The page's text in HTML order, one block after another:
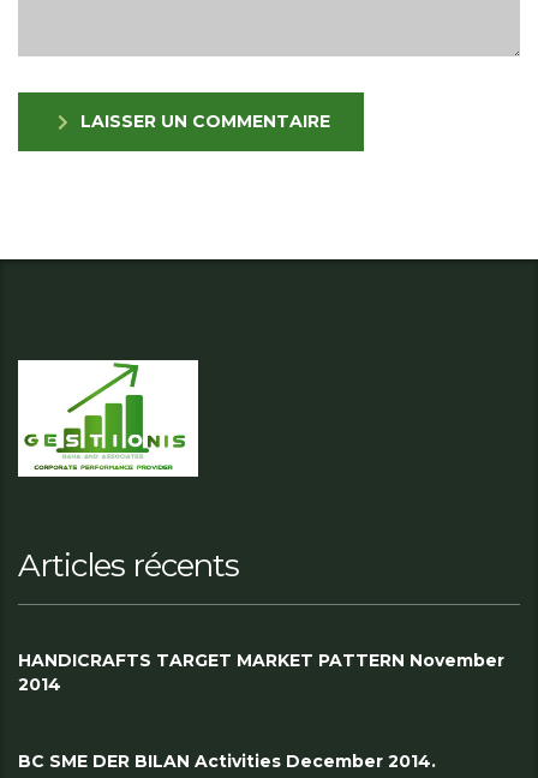
LAISSER UN COMMENTAIRE
Articles récents
HANDICRAFTS TARGET MARKET PATTERN November
2014
BC SME DER BILAN Activities December 2014.